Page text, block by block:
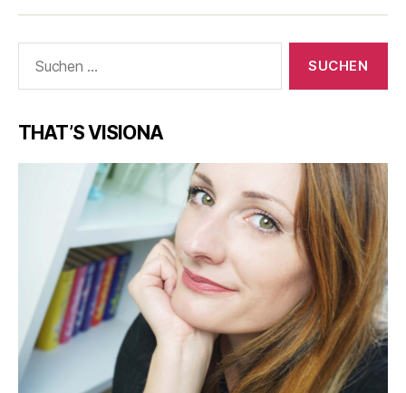
nach:
THAT’S VISIONA